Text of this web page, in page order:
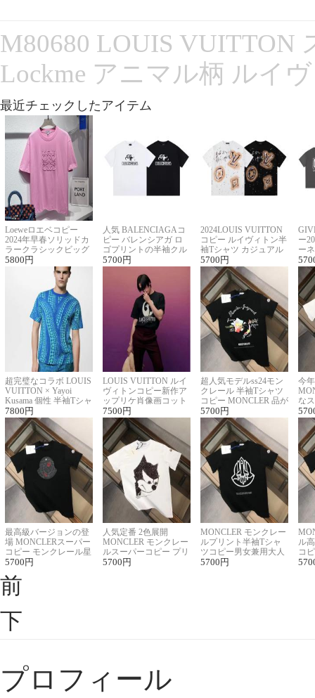
M80680 LOUIS VUITTON
Lockme アニマル柄 ルイ
最近チェックしたアイテム
Loeweロエベコピー
2024年早春ソリッドカ
ラークラシックビッグ
ロゴ刺繍Tシャツ
5800 円
人気 BALENCIAGAコ
ピー バレンシアガ ロ
ゴプリントの半袖クル
ーネックTシャツ
5700 円
2024LOUIS VUITTON
コピー ルイヴィトン半
袖Tシャツ カジュアル
に馴染む 2色展開
5700 円
ー
ー
ー
超完璧なコラボ LOUIS
VUITTON × Yayoi
Kusama 個性 半袖Tシャ
ツコピー男女兼用
7800 円
LOUIS VUITTON ルイ
ヴィトンコピー新作ア
ップリケ肖像画コット
ンニット半袖Tシャツ
7500 円
超人気モデルss24モン
クレール 半袖Tシャツ
コピー MONCLER 品が
良く見た目
5700 円
今
な
ル
最高級バージョンの登
場 MONCLERスーパー
コピー モンクレール星
座半袖Tシャツ
5700 円
人気定番 2色展開
MONCLER モンクレー
ルスーパーコピー プリ
ント半袖Tシャツ
5700 円
MONCLER モンクレー
ルプリント半袖Tシャ
ツコピー男女兼用大人
可愛い春夏コーデ
5700 円
ル
コ
ィ
前
下
プロフィール